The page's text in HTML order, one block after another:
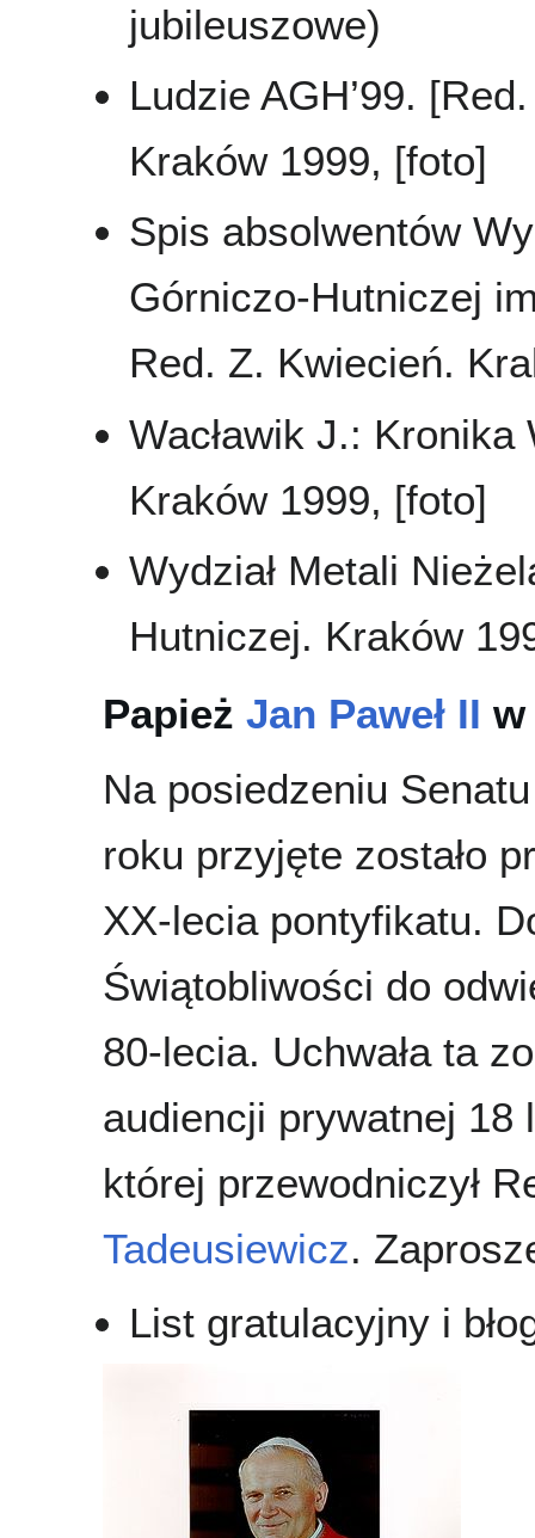
jubileuszowe)
Ludzie AGH’99.
Kraków 1999, [foto]
Spis absolwentów
Górniczo-Hutniczej
Red. Z. Kwiecień.
Wacławik J.:
Kraków 1999, [foto]
Wydział Metali
Hutniczej. Kraków
Papież Jan Paweł II w
Na posiedzeniu
roku przyjęte zostało
XX-lecia pontyfikatu.
Świątobliwości do
80-lecia. Uchwała ta
audiencji prywatnej 18
której przewodniczył
Tadeusiewicz.
List gratulacyjny i